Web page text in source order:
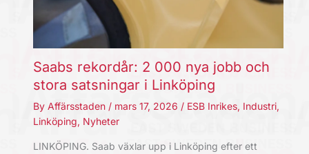
Saabs rekordår: 2 000 nya jobb och
stora satsningar i Linköping
By Affärsstaden / mars 17, 2026 / ESB Inrikes, Industri,
Linköping, Nyheter
LINKÖPING. Saab växlar upp i Linköping efter ett